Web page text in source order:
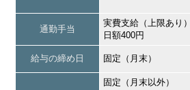
通勤手当
実費支給（上限あり）
日額400円
給与の締め日 固定（月末）
固定（月末以外）